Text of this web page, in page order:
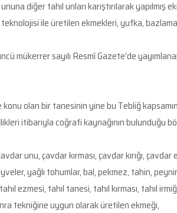
diğer tahıl unları karıştırılarak
ile üretilen ekmekleri, yufka,
mükerrer sayılı Resmî Gazete’de
olan bir tanesinin yine bu Tebliğ
itibarıyla coğrafi kaynağının bulunduğu
unu, çavdar kırması, çavdar kırığı,
yağlı tohumlar, bal, pekmez, tahin,
ezmesi, tahıl tanesi, tahıl kırması, tahıl
tekniğine uygun olarak üretilen ekmeği,